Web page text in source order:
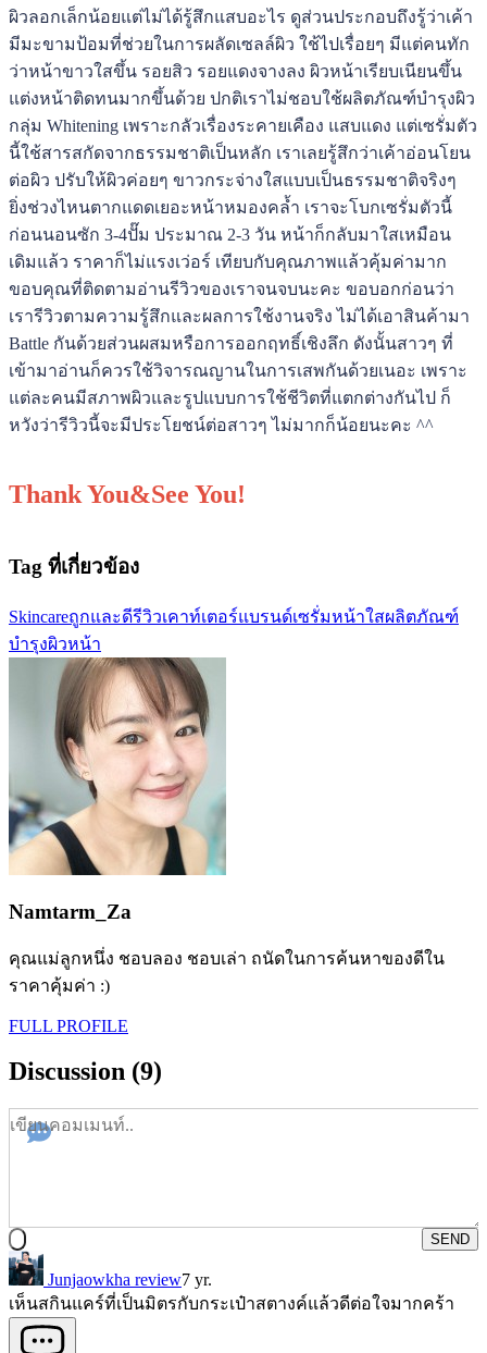
ผิวลอกเล็กน้อยแต่ไม่ได้รู้สึกแสบอะไร ดูส่วนประกอบถึงรู้ว่าเค้า
มีมะขามป้อมที่ช่วยในการผลัดเซลล์ผิว ใช้ไปเรื่อยๆ มีแต่คนทัก
ว่าหน้าขาวใสขึ้น รอยสิว รอยแดงจางลง ผิวหน้าเรียบเนียนขึ้น
แต่งหน้าติดทนมากขึ้นด้วย ปกติเราไม่ชอบใช้ผลิตภัณฑ์บำรุงผิว
กลุ่ม Whitening เพราะกลัวเรื่องระคายเคือง แสบแดง แต่เซรั่มตัว
นี้ใช้สารสกัดจากธรรมชาติเป็นหลัก เราเลยรู้สึกว่าเค้าอ่อนโยน
ต่อผิว ปรับให้ผิวค่อยๆ ขาวกระจ่างใสแบบเป็นธรรมชาติจริงๆ
ยิ่งช่วงไหนตากแดดเยอะหน้าหมองคล้ำ เราจะโบกเซรั่มตัวนี้
ก่อนนอนซัก 3-4ปั๊ม ประมาณ 2-3 วัน หน้าก็กลับมาใสเหมือน
เดิมแล้ว ราคาก็ไม่แรงเว่อร์ เทียบกับคุณภาพแล้วคุ้มค่ามาก
ขอบคุณที่ติดตามอ่านรีวิวของเราจนจบนะคะ ขอบอกก่อนว่า
เรารีวิวตามความรู้สึกและผลการใช้งานจริง ไม่ได้เอาสินค้ามา
Battle กันด้วยส่วนผสมหรือการออกฤทธิ์เชิงลึก ดังนั้นสาวๆ ที่
เข้ามาอ่านก็ควรใช้วิจารณญานในการเสพกันด้วยเนอะ เพราะ
แต่ละคนมีสภาพผิวและรูปแบบการใช้ชีวิตที่แตกต่างกันไป ก็
หวังว่ารีวิวนี้จะมีประโยชน์ต่อสาวๆ ไม่มากก็น้อยนะคะ ^^
Thank You&See You!
Tag ที่เกี่ยวข้อง
Skincareถูกและดีรีวิวเคาท์เตอร์แบรนด์เซรั่มหน้าใสผลิตภัณฑ์
บำรุงผิวหน้า
Namtarm_Za
คุณแม่ลูกหนึ่ง ชอบลอง ชอบเล่า ถนัดในการค้นหาของดีใน
ราคาคุ้มค่า :)
FULL PROFILE
Discussion (9)
SEND
Junjaowkha review7 yr.
เห็นสกินแคร์ที่เป็นมิตรกับกระเป๋าสตางค์แล้วดีต่อใจมากคร้า